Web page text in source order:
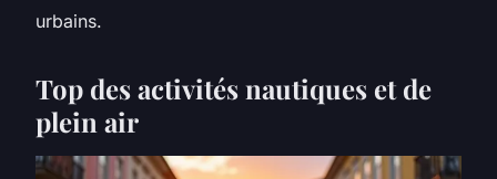
urbains.
Top des activités nautiques et de
plein air